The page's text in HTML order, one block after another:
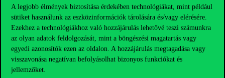
A legjobb élmények biztosítása érdekében technológiákat, mint például
sütiket használunk az eszközinformációk tárolására és/vagy elérésére.
Ezekhez a technológiákhoz való hozzájárulás lehetővé teszi számunkra
az olyan adatok feldolgozását, mint a böngészési magatartás vagy
egyedi azonosítók ezen az oldalon. A hozzájárulás megtagadása vagy
visszavonása negatívan befolyásolhat bizonyos funkciókat és
jellemzőket.
Elérhetőségek
Telefonszám: